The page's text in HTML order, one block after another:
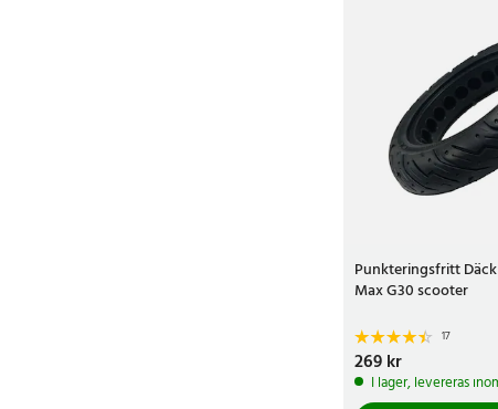
Punkteringsfritt
Max G30 scooter
17
Pris: 269 kr
269 kr
I lager, levereras